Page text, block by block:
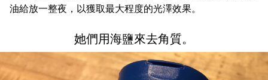
油給放一整夜，以獲取最大程度的光澤效果。
她們用海鹽來去角質。